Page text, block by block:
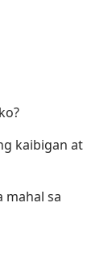
kaibigan at
mahal sa